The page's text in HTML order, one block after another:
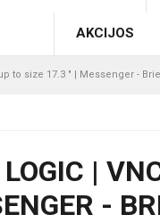
AKCIJOS
to size 17.3 " | Messenger -
LOGIC |
-